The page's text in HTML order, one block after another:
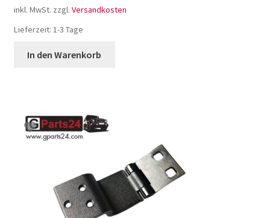
inkl. MwSt. zzgl. Versandkosten
Lieferzeit: 1-3 Tage
In den Warenkorb